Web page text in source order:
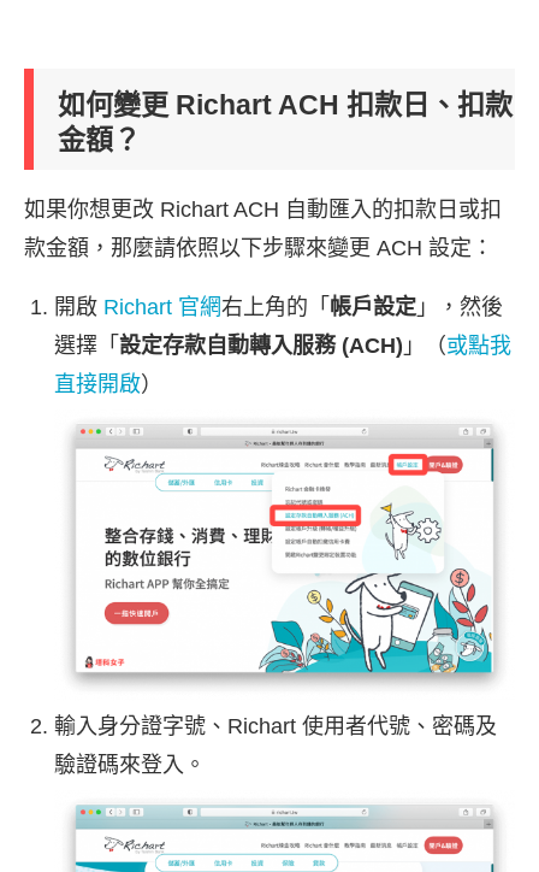
如何變更 Richart ACH 扣款日、扣款
金額？
如果你想更改 Richart ACH 自動匯入的扣款日或扣
款金額，那麼請依照以下步驟來變更 ACH 設定：
開啟 Richart 官網右上角的「 帳戶設定 」，然後
選擇「 設定存款自動轉入服務 (ACH) 」（或點我
直接開啟）
輸入身分證字號、Richart 使用者代號、密碼及
驗證碼來登入。